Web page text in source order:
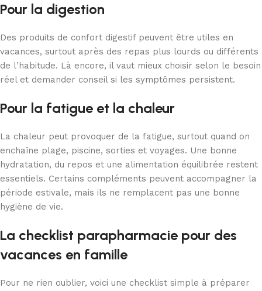
Pour la digestion
Des produits de confort digestif peuvent être utiles en
vacances, surtout après des repas plus lourds ou différents
de l’habitude. Là encore, il vaut mieux choisir selon le besoin
réel et demander conseil si les symptômes persistent.
Pour la fatigue et la chaleur
La chaleur peut provoquer de la fatigue, surtout quand on
enchaîne plage, piscine, sorties et voyages. Une bonne
hydratation, du repos et une alimentation équilibrée restent
essentiels. Certains compléments peuvent accompagner la
période estivale, mais ils ne remplacent pas une bonne
hygiène de vie.
La checklist parapharmacie pour des
vacances en famille
Pour ne rien oublier, voici une checklist simple à préparer